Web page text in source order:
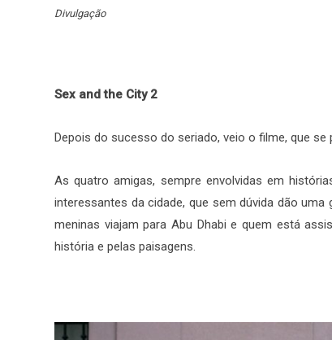
Divulgação
Sex and the City 2
Depois do sucesso do seriado, veio o filme, que
As quatro amigas, sempre envolvidas em
interessantes da cidade, que sem dúvida dão uma
meninas viajam para Abu Dhabi e quem está
história e pelas paisagens.